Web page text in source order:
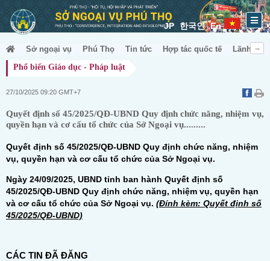
JP 한국인 En
Sở ngoại vụ Phú Thọ Tin tức Hợp tác quốc tế
Lãnh sự
Phổ biến Giáo dục - Pháp luật
27/10/2025 09:20 GMT+7
Quyết định số 45/2025/QĐ-UBND Quy định chức năng, nhiệm vụ,
quyền hạn và cơ cấu tổ chức của Sở Ngoại vụ.........
Quyết định số 45/2025/QĐ-UBND Quy định chức năng, nhiệm
vụ, quyền hạn và cơ cấu tổ chức của Sở Ngoại vụ.
Ngày 24/09/2025, UBND tỉnh ban hành Quyết định số
45/2025/QĐ-UBND Quy định chức năng, nhiệm vụ, quyền hạn
và cơ cấu tổ chức của Sở Ngoại vụ. (Đính kèm: Quyết định số
45/2025/QĐ-UBND)
CÁC TIN ĐÃ ĐĂNG